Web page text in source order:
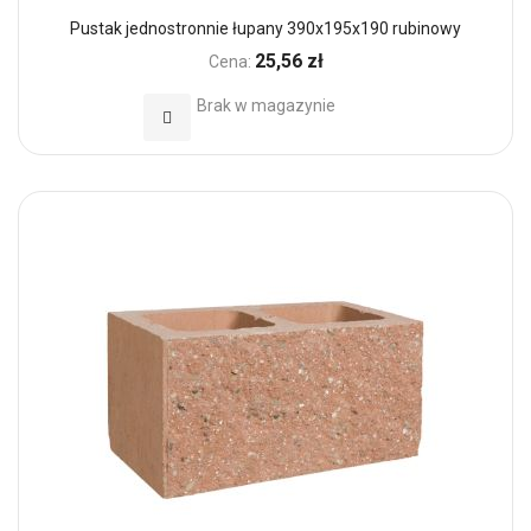
Pustak jednostronnie łupany 390x195x190 rubinowy
Cena: 25,56 zł
Brak w magazynie
Dodaj do Ulubionych